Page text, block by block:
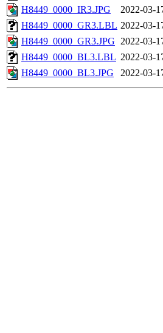
H8449_0000_IR3.JPG
2022-03-
H8449_0000_GR3.LBL 2022-03-
H8449_0000_GR3.JPG 2022-03-
H8449_0000_BL3.LBL 2022-03-
H8449_0000_BL3.JPG
2022-03-